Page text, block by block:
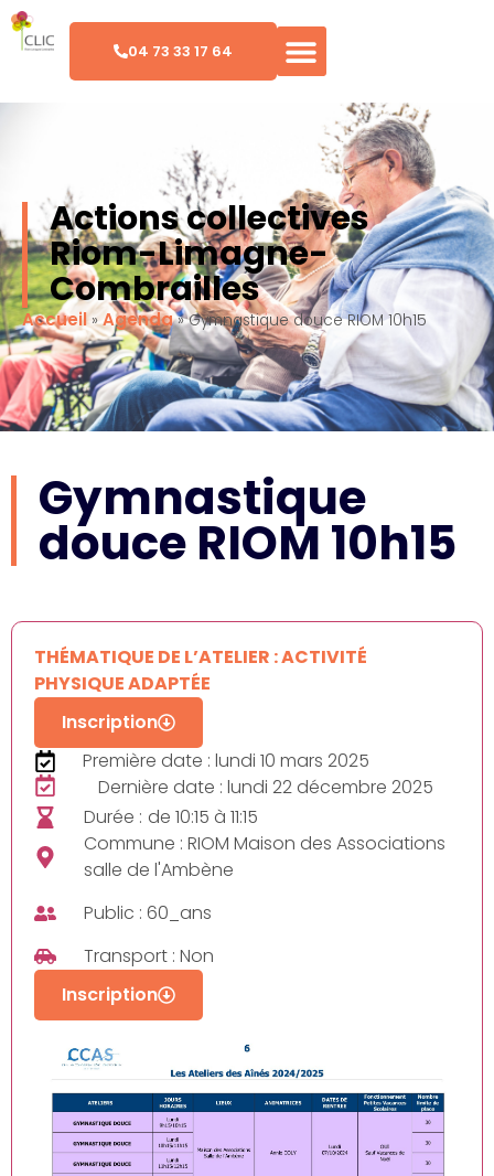
04 73 33 17 64
Actions collectives
Riom-Limagne-
Combrailles
Accueil»Agenda»Gymnastique douce RIOM 10h15
Gymnastique
douce RIOM 10h15
THÉMATIQUE DE L’ATELIER : ACTIVITÉ
PHYSIQUE ADAPTÉE
Inscription
Première date : lundi 10 mars 2025
Dernière date : lundi 22 décembre 2025
Durée : de 10:15 à 11:15
Commune : RIOM Maison des Associations
salle de l'Ambène
Public : 60_ans
Transport : Non
Inscription